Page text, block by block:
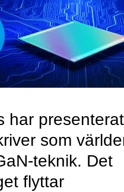
har presenterat
som
teknik. Det
flyttar